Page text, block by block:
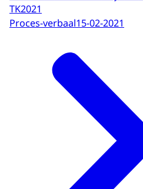
TK2021
Proces-verbaal15-02-2021